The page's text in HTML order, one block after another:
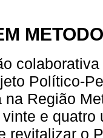
Político-
na Região
e
revitalizar o